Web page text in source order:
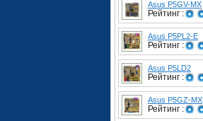
Asus P5GV-MX
Рейтинг :
Asus P5PL2-E
Рейтинг :
Asus P5LD2
Рейтинг :
Asus P5GZ-MX
Рейтинг :